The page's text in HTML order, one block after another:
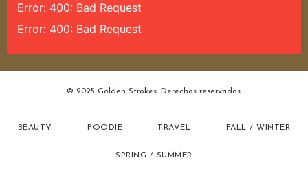
Error: 400: Bad Request
Error: 400: Bad Request
© 2025 Golden Strokes. Derechos reservados.
BEAUTY FOODIE TRAVEL FALL / WINTER
SPRING / SUMMER